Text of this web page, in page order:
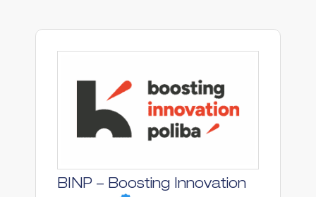
BINP – Boosting Innovation